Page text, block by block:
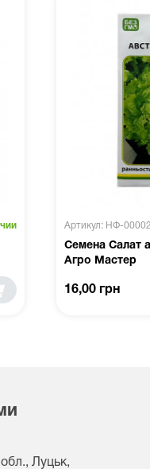
Артикул: НФ-
Семена Салат
Агро Мастер
16,00 грн
Луцьк,